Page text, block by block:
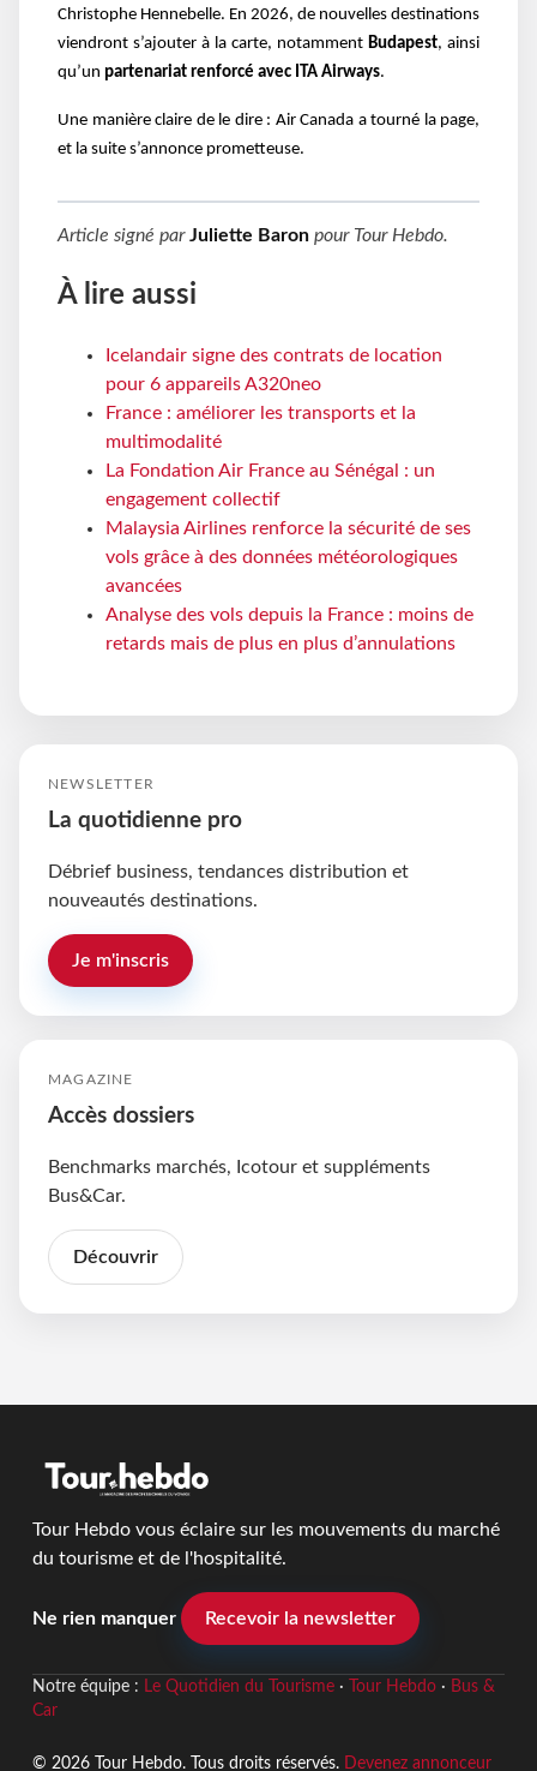
Christophe Hennebelle. En 2026, de nouvelles destinations
viendront s’ajouter à la carte, notamment Budapest, ainsi
qu’un partenariat renforcé avec ITA Airways.
Une manière claire de le dire : Air Canada a tourné la page,
et la suite s’annonce prometteuse.
Article signé parJuliette Baron pour Tour Hebdo.
À lire aussi
Icelandair signe des contrats de location
pour 6 appareils A320neo
France : améliorer les transports et la
multimodalité
La Fondation Air France au Sénégal : un
engagement collectif
Malaysia Airlines renforce la sécurité de ses
vols grâce à des données météorologiques
avancées
Analyse des vols depuis la France : moins de
retards mais de plus en plus d’annulations
NEWSLETTER
La quotidienne pro
Débrief business, tendances distribution et
nouveautés destinations.
Je m'inscris
MAGAZINE
Accès dossiers
Benchmarks marchés, Icotour et suppléments
Bus&Car.
Découvrir
Tour Hebdo vous éclaire sur les mouvements du marché
du tourisme et de l'hospitalité.
Ne rien manquer Recevoir la newsletter
Notre équipe : Le Quotidien du Tourisme· Tour Hebdo· Bus &
Car
© 2026 Tour Hebdo. Tous droits réservés. Devenez annonceur